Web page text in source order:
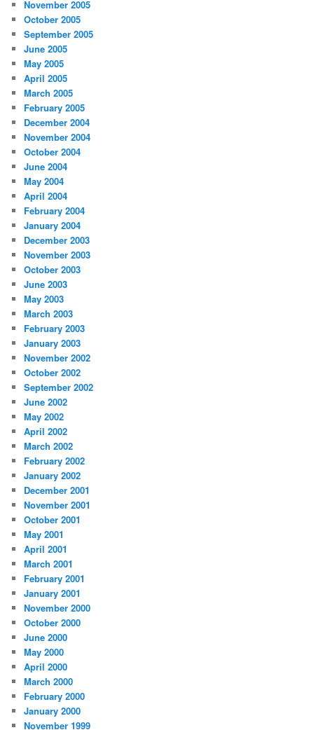
November 2005
October 2005
September 2005
June 2005
May 2005
April 2005
March 2005
February 2005
December 2004
November 2004
October 2004
June 2004
May 2004
April 2004
February 2004
January 2004
December 2003
November 2003
October 2003
June 2003
May 2003
March 2003
February 2003
January 2003
November 2002
October 2002
September 2002
June 2002
May 2002
April 2002
March 2002
February 2002
January 2002
December 2001
November 2001
October 2001
May 2001
April 2001
March 2001
February 2001
January 2001
November 2000
October 2000
June 2000
May 2000
April 2000
March 2000
February 2000
January 2000
November 1999